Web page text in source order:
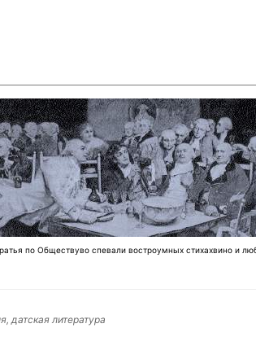
по Обществуво спевали востроумных стихахвино и
датская литература